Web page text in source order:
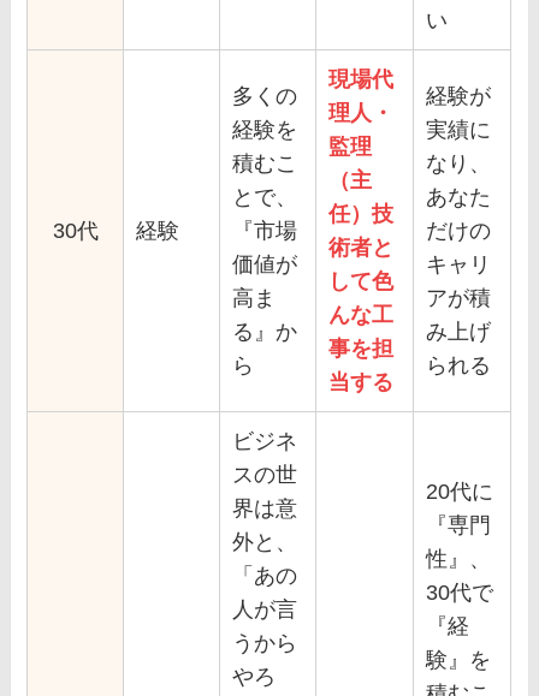
い
30代 経験
多くの
経験を
積むこ
とで、
『市場
価値が
高ま
る』か
ら
現場代
理人・
監理
（主
任）技
術者と
して色
んな工
事を担
当する
経験が
実績に
なり、
あなた
だけの
キャリ
アが積
み上げ
られる
ビジネ
スの世
界は意
外と、
「あの
人が言
うから
やろ
20代に
『専門
性』、
30代で
『経
験』を